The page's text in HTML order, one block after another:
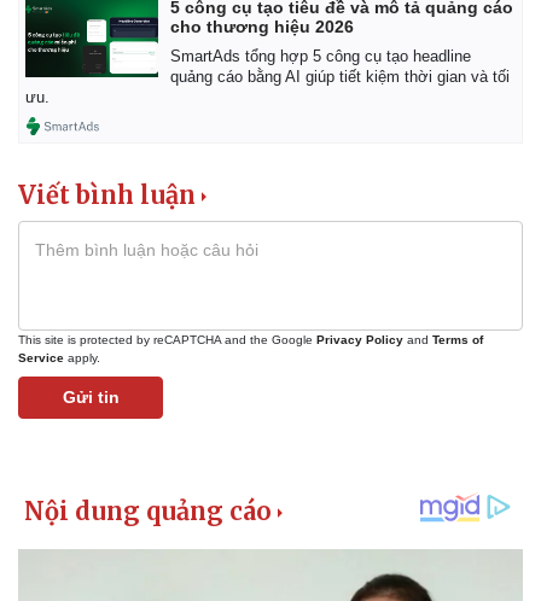
5 công cụ tạo tiêu đề và mô tả quảng cáo
cho thương hiệu 2026
SmartAds tổng hợp 5 công cụ tạo headline
quảng cáo bằng AI giúp tiết kiệm thời gian và tối
ưu.
Viết bình luận
This site is protected by reCAPTCHA and the Google Privacy Policy and Terms of
Service apply.
Gửi tin